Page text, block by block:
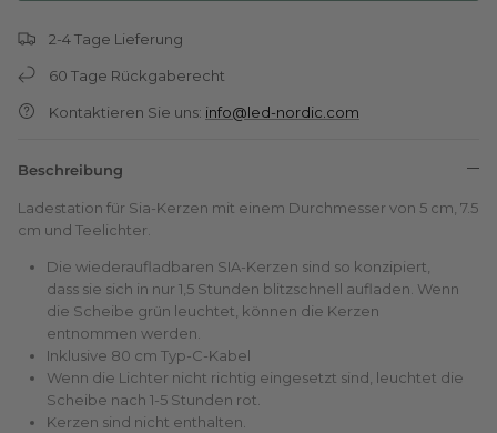
2-4 Tage Lieferung
60 Tage Rückgaberecht
Kontaktieren Sie uns: info@led-nordic.com
Beschreibung
Ladestation für Sia-Kerzen mit einem Durchmesser von 5 cm, 7.5
cm und Teelichter.
Die wiederaufladbaren SIA-Kerzen sind so konzipiert,
dass sie sich in nur 1,5 Stunden blitzschnell aufladen. Wenn
die Scheibe grün leuchtet, können die Kerzen
entnommen werden.
Inklusive 80 cm Typ-C-Kabel
Wenn die Lichter nicht richtig eingesetzt sind, leuchtet die
Scheibe nach 1-5 Stunden rot.
Kerzen sind nicht enthalten.